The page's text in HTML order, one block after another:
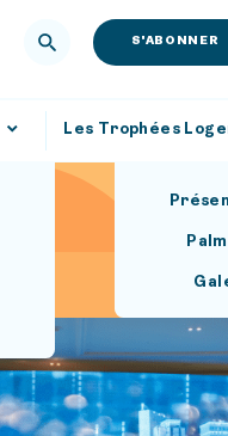
S'ABONNER
Les Trophées